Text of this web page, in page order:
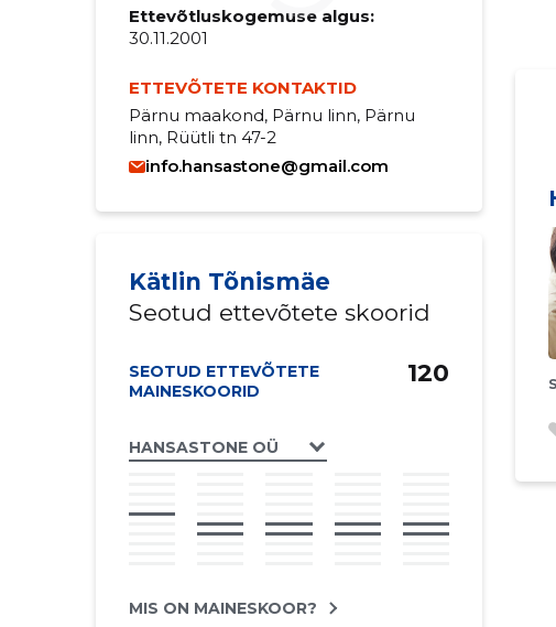
Ettevõtluskogemuse algus:
30.11.2001
ETTEVÕTETE KONTAKTID
Pärnu maakond, Pärnu linn, Pärnu
linn, Rüütli tn 47-2
info.hansastone@gmail.com
Kätlin Tõnismäe
Seotud ettevõtete skoorid
SEOTUD ETTEVÕTETE
MAINESKOORID
HANSASTONE OÜ
120
MIS ON MAINESKOOR?